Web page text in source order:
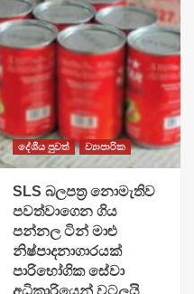
දේශීය පුවත් ව්‍යාපාරික
SLS බලපත්‍ර නොමැතිව
පවත්වාගෙන ගිය
පන්නල ටින් මාළු
නිෂ්පාදනාගාරයක්
පාරිභෝගික සේවා